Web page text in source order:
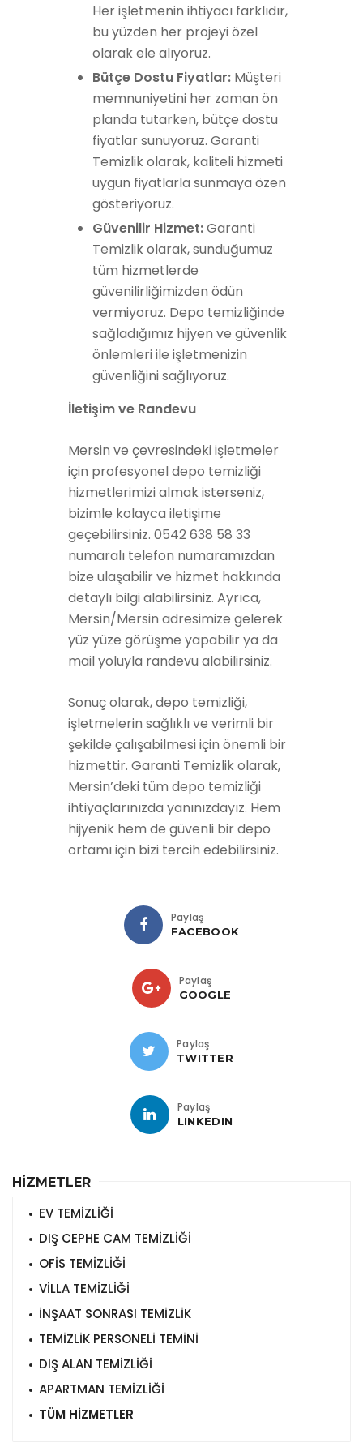
Her işletmenin ihtiyacı farklıdır,
bu yüzden her projeyi özel
olarak ele alıyoruz.
Bütçe Dostu Fiyatlar: Müşteri
memnuniyetini her zaman ön
planda tutarken, bütçe dostu
fiyatlar sunuyoruz. Garanti
Temizlik olarak, kaliteli hizmeti
uygun fiyatlarla sunmaya özen
gösteriyoruz.
Güvenilir Hizmet:Garanti
Temizlik olarak, sunduğumuz
tüm hizmetlerde
güvenilirliğimizden ödün
vermiyoruz. Depo temizliğinde
sağladığımız hijyen ve güvenlik
önlemleri ile işletmenizin
güvenliğini sağlıyoruz.
İletişim ve Randevu
Mersin ve çevresindeki işletmeler
için profesyonel depo temizliği
hizmetlerimizi almak isterseniz,
bizimle kolayca iletişime
geçebilirsiniz. 0542 638 58 33
numaralı telefon numaramızdan
bize ulaşabilir ve hizmet hakkında
detaylı bilgi alabilirsiniz. Ayrıca,
Mersin/Mersin adresimize gelerek
yüz yüze görüşme yapabilir ya da
mail yoluyla randevu alabilirsiniz.
Sonuç olarak, depo temizliği,
işletmelerin sağlıklı ve verimli bir
şekilde çalışabilmesi için önemli bir
hizmettir. Garanti Temizlik olarak,
Mersin’deki tüm depo temizliği
ihtiyaçlarınızda yanınızdayız. Hem
hijyenik hem de güvenli bir depo
ortamı için bizi tercih edebilirsiniz.
Paylaş
FACEBOOK
Paylaş
GOOGLE
Paylaş
TWITTER
Paylaş
LINKEDIN
HİZMETLER
EV TEMİZLİĞİ
DIŞ CEPHE CAM TEMİZLİĞİ
OFİS TEMİZLİĞİ
VİLLA TEMİZLİĞİ
İNŞAAT SONRASI TEMİZLİK
TEMİZLİK PERSONELİ TEMİNİ
DIŞ ALAN TEMİZLİĞİ
APARTMAN TEMİZLİĞİ
TÜM HİZMETLER